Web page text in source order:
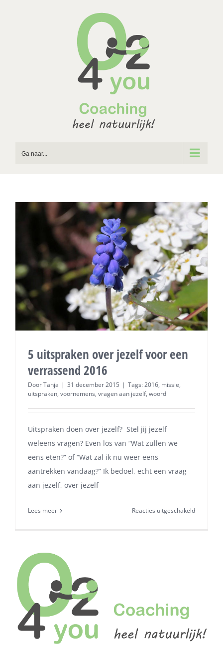
Ga naar...
5 uitspraken over jezelf voor een
verrassend 2016
DoorTanja | 31 december 2015 | Tags:2016, missie,
uitspraken, voornemens, vragen aan jezelf, woord
Uitspraken doen over jezelf? Stel jij jezelf
weleens vragen? Even los van “Wat zullen we
eens eten?” of “Wat zal ik nu weer eens
aantrekken vandaag?” Ik bedoel, echt een vraag
aan jezelf, over jezelf
Lees meer Reacties uitgeschakeldvoor